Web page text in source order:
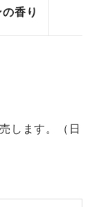
香り
します。（日